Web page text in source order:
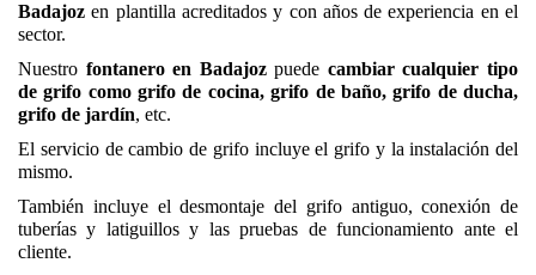
Badajoz en plantilla acreditados y con años de experiencia en el
sector.
Nuestro fontanero en Badajozpuede cambiar cualquier tipo
de grifo como grifo de cocina, grifo de baño, grifo de ducha,
grifo de jardín, etc.
El servicio de cambio de grifo incluye el grifo y la instalación del
mismo.
También incluye el desmontaje del grifo antiguo, conexión de
tuberías y latiguillos y las pruebas de funcionamiento ante el
cliente.